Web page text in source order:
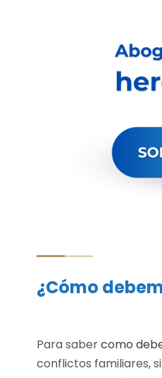
¿Cómo
Para sabercomo
conflictos familiares,